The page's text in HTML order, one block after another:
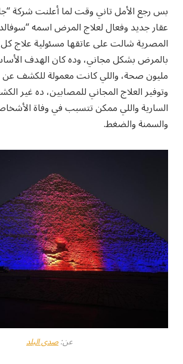
بس رجع الأمل تاني وقت لما أعلنت شركة
عقار جديد وفعال لعلاج المرض اسمه
المصرية شالت على عاتقها مسئولية علاج
مليون صحة، واللي كانت معمولة للكشف
وتوفير العلاج المجاني للمصابين، ده غير
السارية واللي ممكن تتسبب في وفاة
والسمنة والضغط.
عن:صدى البلد